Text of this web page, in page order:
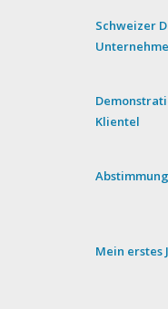
Schweizer
Klientel
Mein erstes